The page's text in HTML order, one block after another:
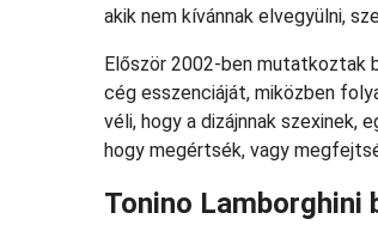
akik nem kívánnak elvegyülni,
Először 2002-ben mutatkoztak
cég esszenciáját, miközben
véli, hogy a dizájnnak szexinek,
hogy megértsék, vagy
Tonino Lamborghini